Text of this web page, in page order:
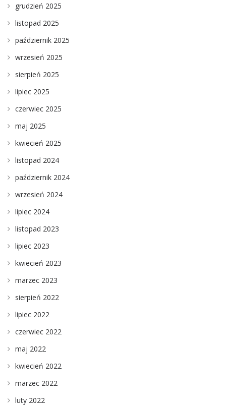
grudzień 2025
listopad 2025
październik 2025
wrzesień 2025
sierpień 2025
lipiec 2025
czerwiec 2025
maj 2025
kwiecień 2025
listopad 2024
październik 2024
wrzesień 2024
lipiec 2024
listopad 2023
lipiec 2023
kwiecień 2023
marzec 2023
sierpień 2022
lipiec 2022
czerwiec 2022
maj 2022
kwiecień 2022
marzec 2022
luty 2022